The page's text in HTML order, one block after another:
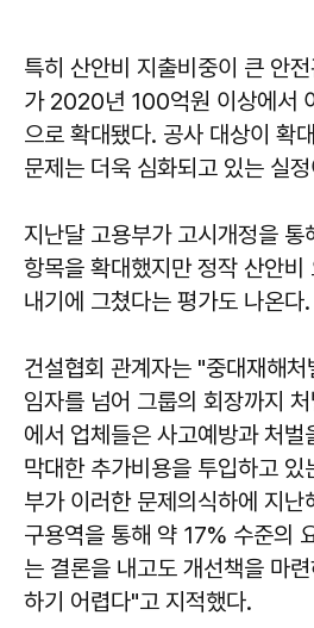
특히 산안비 지출비중이 큰 안
가 2020년 100억원 이상에서
으로 확대됐다. 공사 대상이 확
문제는 더욱 심화되고 있는 실
지난달 고용부가 고시개정을
항목을 확대했지만 정작 산안비
내기에 그쳤다는 평가도 나온다.
건설협회 관계자는 "중대재해
임자를 넘어 그룹의 회장까지
에서 업체들은 사고예방과 처
막대한 추가비용을 투입하고
부가 이러한 문제의식하에 지난
구용역을 통해 약 17% 수준의
는 결론을 내고도 개선책을 마
하기 어렵다"고 지적했다.